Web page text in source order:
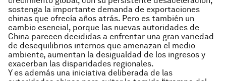
sostenga la importante demanda de exportaciones
chinas que ofrecía años atrás. Pero es también un
cambio esencial, porque las nuevas autoridades de
China parecen decididas a enfrentar una gran variedad
de desequilibrios internos que amenazan el medio
ambiente, aumentan la desigualdad de los ingresos y
exacerban las disparidades regionales.
Y es además una iniciativa deliberada de las